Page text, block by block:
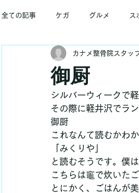
全ての記事 ケガ グルメ ス
御厨
カナメ整骨院スタッ
シルバーウィークで
その際に軽井沢でラン
御厨
これなんて読むかわ
「みくりや」
と読むそうです。僕
こちらは竈で炊いた
とにかく、ごはんが